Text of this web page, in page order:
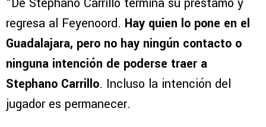
regresa al Feyenoord. Hay quien lo pone en el
Guadalajara, pero no hay ningún contacto o
ninguna intención de poderse traer a
Stephano Carrillo. Incluso la intención del
jugador es permanecer.